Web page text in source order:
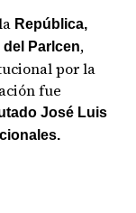
República,
Parlcen,
por la
fue
José Luis